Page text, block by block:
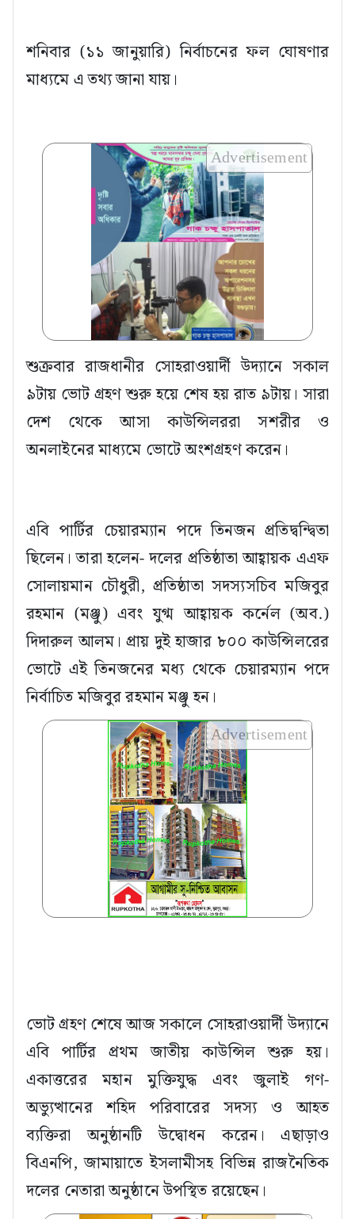
শনিবার (১১ জানুয়ারি) নির্বাচনের ফল ঘোষণার
মাধ্যমে এ তথ্য জানা যায়।
Advertisement
শুক্রবার রাজধানীর সোহরাওয়ার্দী উদ্যানে সকাল
৯টায় ভোট গ্রহণ শুরু হয়ে শেষ হয় রাত ৯টায়। সারা
দেশ থেকে আসা কাউন্সিলররা সশরীর ও
অনলাইনের মাধ্যমে ভোটে অংশগ্রহণ করেন।
এবি পার্টির চেয়ারম্যান পদে তিনজন প্রতিদ্বন্দ্বিতা
ছিলেন। তারা হলেন- দলের প্রতিষ্ঠাতা আহ্বায়ক এএফ
সোলায়মান চৌধুরী, প্রতিষ্ঠাতা সদস্যসচিব মজিবুর
রহমান (মঞ্জু) এবং যুগ্ম আহ্বায়ক কর্নেল (অব.)
দিদারুল আলম। প্রায় দুই হাজার ৮০০ কাউন্সিলরের
ভোটে এই তিনজনের মধ্য থেকে চেয়ারম্যান পদে
নির্বাচিত মজিবুর রহমান মঞ্জু হন।
Advertisement
ভোট গ্রহণ শেষে আজ সকালে সোহরাওয়ার্দী উদ্যানে
এবি পার্টির প্রথম জাতীয় কাউন্সিল শুরু হয়।
একাত্তরের মহান মুক্তিযুদ্ধ এবং জুলাই গণ-
অভ্যুত্থানের শহিদ পরিবারের সদস্য ও আহত
ব্যক্তিরা অনুষ্ঠানটি উদ্বোধন করেন। এছাড়াও
বিএনপি, জামায়াতে ইসলামীসহ বিভিন্ন রাজনৈতিক
দলের নেতারা অনুষ্ঠানে উপস্থিত রয়েছেন।